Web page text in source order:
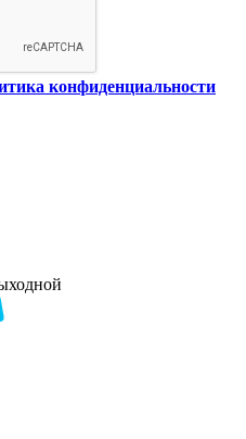
конфиденциальности